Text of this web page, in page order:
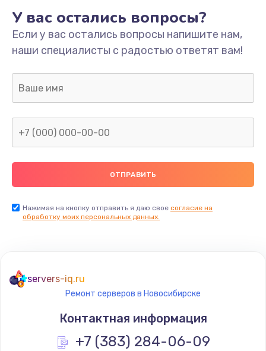
У вас остались вопросы?
Если у вас остались вопросы напишите нам,
наши специалисты с радостью ответят вам!
Нажимая на кнопку отправить я даю свое согласие на
обработку моих персональных данных.
servers-iq.ru
Ремонт серверов в Новосибирске
Контактная информация
+7 (383) 284-06-09